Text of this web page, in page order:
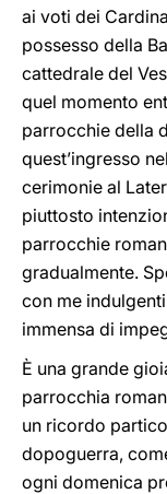
ai voti dei
possesso della
cattedrale del
quel momento
parrocchie della
quest’ingresso
cerimonie al
piuttosto
parrocchie
gradualmente.
con me
immensa di
È una grande
parrocchia
un ricordo
dopoguerra,
ogni domenica